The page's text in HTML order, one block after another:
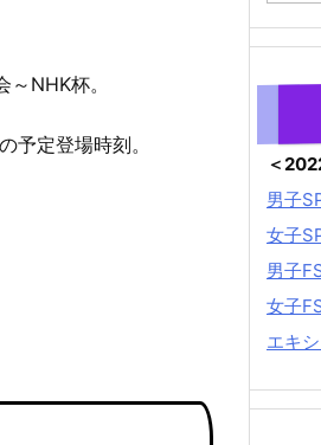
NHK杯。
予定登場時刻。
＜
男子
女子
男子
女子
エキ